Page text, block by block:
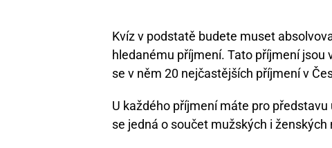
Kvíz v podstatě budete muset
hledanému příjmení. Tato příjmení jsou
se v něm 20 nejčastějších příjmení v
U každého příjmení máte pro
se jedná o součet mužských i